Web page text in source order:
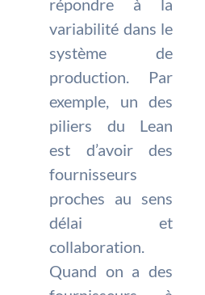
variabilité dans le
système de
production. Par
exemple, un des
piliers du Lean
est d’avoir des
fournisseurs
proches au sens
délai et
collaboration.
Quand on a des